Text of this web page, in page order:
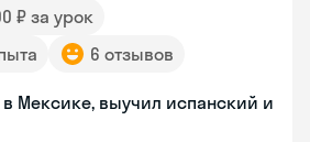
₽ за урок
6 отзывов
Мексике, выучил испанский и